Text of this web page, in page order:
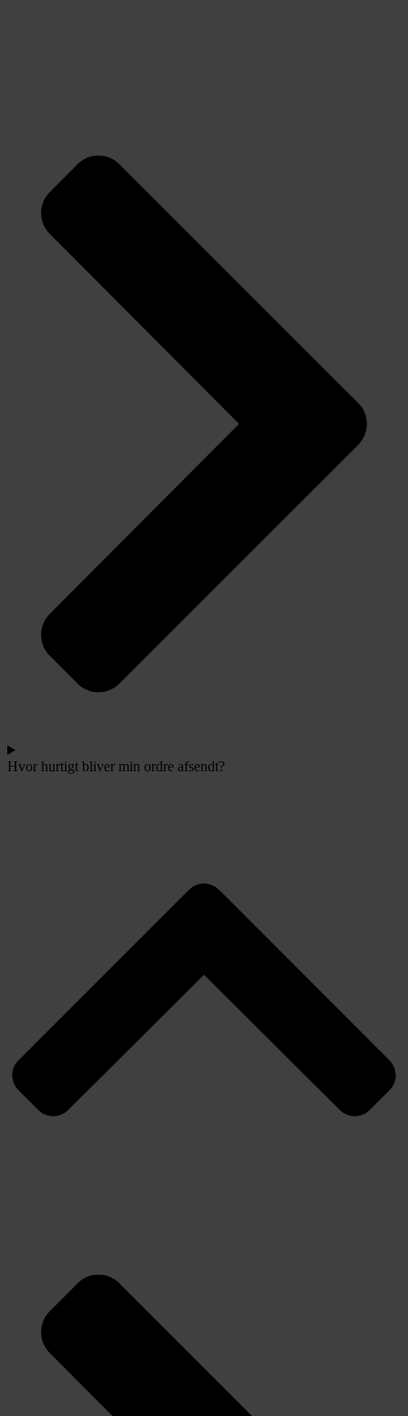
Hvor hurtigt bliver min ordre afsendt?